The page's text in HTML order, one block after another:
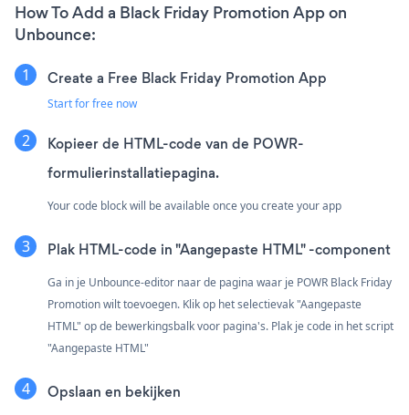
How To Add a Black Friday Promotion App on
Unbounce:
Create a Free Black Friday Promotion App
Start for free now
Kopieer de HTML-code van de POWR-
formulierinstallatiepagina.
Your code block will be available once you create your app
Plak HTML-code in "Aangepaste HTML" -component
Ga in je Unbounce-editor naar de pagina waar je POWR Black Friday
Promotion wilt toevoegen. Klik op het selectievak "Aangepaste
HTML" op de bewerkingsbalk voor pagina's. Plak je code in het script
"Aangepaste HTML"
Opslaan en bekijken